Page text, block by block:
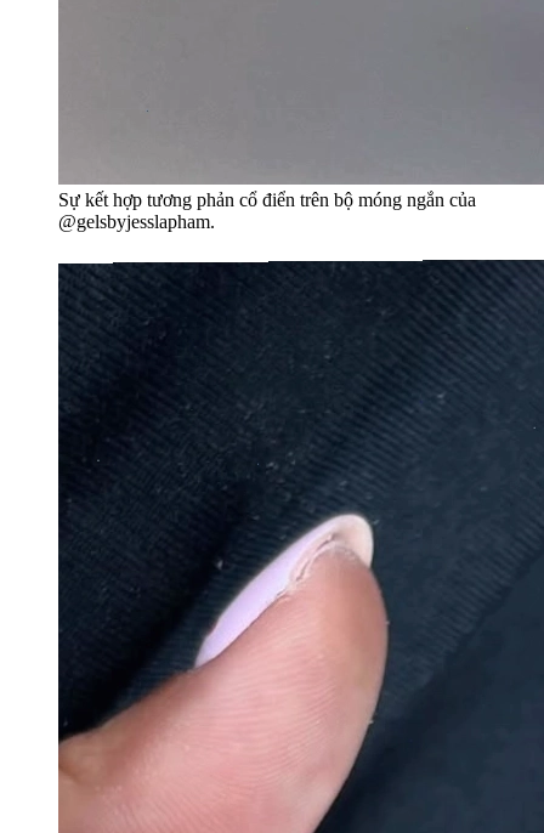
Sự kết hợp tương phản cổ điển trên bộ móng ngắn của
@gelsbyjesslapham.